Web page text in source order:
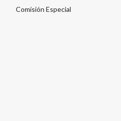
Comisión Especial